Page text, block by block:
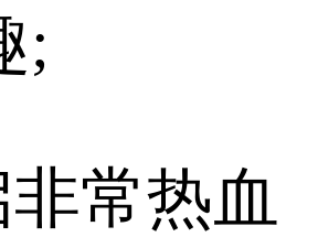
;
常热血